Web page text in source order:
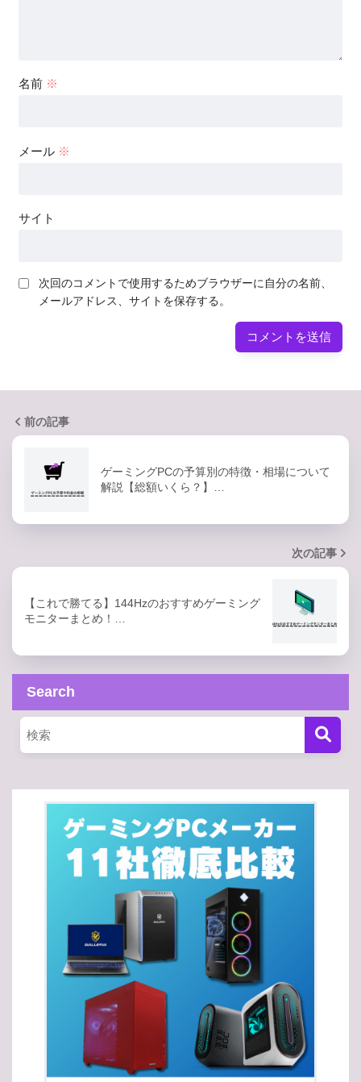
名前 ※
メール ※
サイト
次回のコメントで使用するためブラウザーに自分の名前、
メールアドレス、サイトを保存する。
前の記事
ゲーミングPCの予算別の特徴・相場について
解説【総額いくら？】…
次の記事
【これで勝てる】144Hzのおすすめゲーミング
モニターまとめ！…
Search